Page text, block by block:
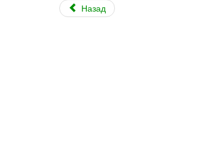
Назад